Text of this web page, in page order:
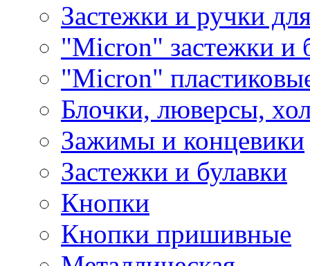
Застежки и ручки
"Micron" застежки и
"Micron"
Блочки, люверсы,
Зажимы и концевики
Застежки и булавки
Кнопки
Кнопки пришивные